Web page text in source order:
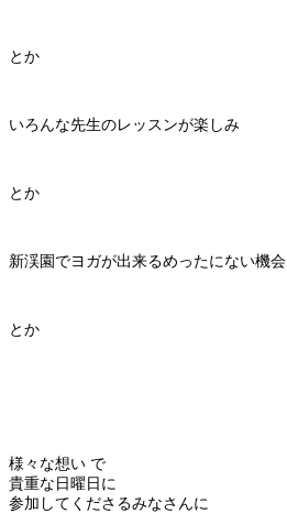
とか
いろんな先生のレッスンが楽しみ
とか
新渓園でヨガが出来るめったにない機会
とか
様々な想い で
貴重な日曜日に
参加してくださるみなさんに